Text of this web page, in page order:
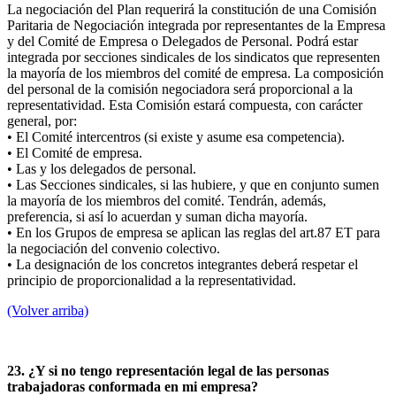
La negociación del Plan requerirá la constitución de una Comisión
Paritaria de Negociación integrada por representantes de la Empresa
y del Comité de Empresa o Delegados de Personal. Podrá estar
integrada por secciones sindicales de los sindicatos que representen
la mayoría de los miembros del comité de empresa. La composición
del personal de la comisión negociadora será proporcional a la
representatividad. Esta Comisión estará compuesta, con carácter
general, por:
• El Comité intercentros (si existe y asume esa competencia).
• El Comité de empresa.
• Las y los delegados de personal.
• Las Secciones sindicales, si las hubiere, y que en conjunto sumen
la mayoría de los miembros del comité. Tendrán, además,
preferencia, si así lo acuerdan y suman dicha mayoría.
• En los Grupos de empresa se aplican las reglas del art.87 ET para
la negociación del convenio colectivo.
• La designación de los concretos integrantes deberá respetar el
principio de proporcionalidad a la representatividad.
(Volver arriba)
23. ¿Y si no tengo representación legal de las personas
trabajadoras conformada en mi empresa?